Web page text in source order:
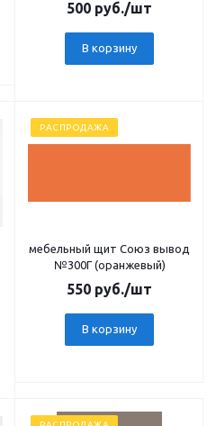
500 руб./шт
В корзину
РАСПРОДАЖА
мебельный щит Союз вывод
№300Г (оранжевый)
550 руб./шт
В корзину